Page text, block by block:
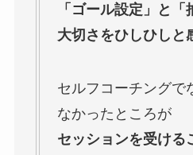
「ゴール設定」と
大切さをひしひしと
セルフコーチングで
なかったところが
セッションを受ける